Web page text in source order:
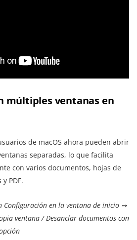
múltiples ventanas en
de macOS ahora pueden abrir
separadas, lo que facilita
con varios documentos, hojas de
PDF.
Configuración en la ventana de inicio ➙
ventana / Desanclar documentos con